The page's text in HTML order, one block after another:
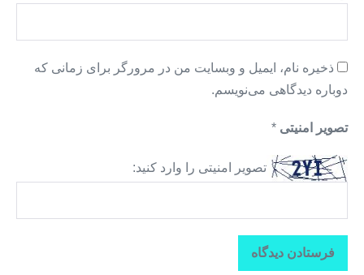
ذخیره نام، ایمیل و وبسایت من در مرورگر برای زمانی که
دوباره دیدگاهی می‌نویسم.
تصویر امنیتی *
تصویر امنیتی را وارد کنید: